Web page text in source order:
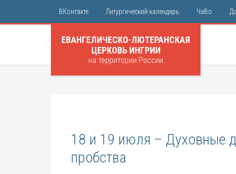
ВКонтакте Литургический календарь ЧаВо
ЕВАНГЕЛИЧЕСКО-ЛЮТЕРАНСКАЯ
ЦЕРКОВЬ ИНГРИИ
на территории России
18 и 19 июля – Духовные
пробства